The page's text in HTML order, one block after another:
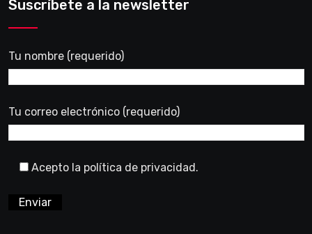
Suscríbete a la newsletter
Tu nombre (requerido)
Tu correo electrónico (requerido)
Acepto la política de privacidad.